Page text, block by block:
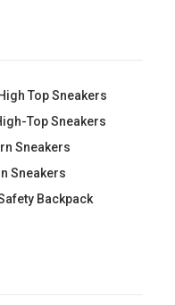
Top Sneakers
Top Sneakers
Sneakers
Sneakers
Backpack